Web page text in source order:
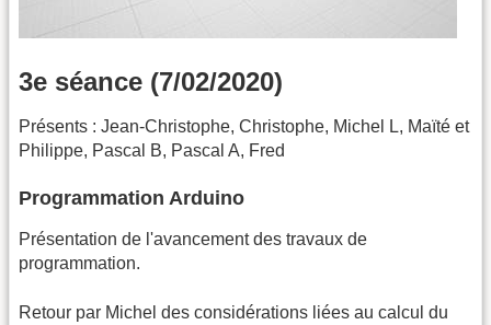
3e séance (7/02/2020)
Présents : Jean-Christophe, Christophe, Michel L, Maïté et
Philippe, Pascal B, Pascal A, Fred
Programmation Arduino
Présentation de l'avancement des travaux de
programmation.
Retour par Michel des considérations liées au calcul du